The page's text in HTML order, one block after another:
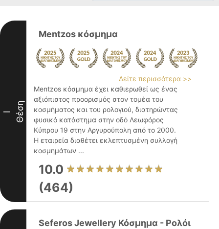
I Θέση
Mentzos κόσμημα
Δείτε περισσότερα >>
Mentzos κόσμημα έχει καθιερωθεί ως ένας
αξιόπιστος προορισμός στον τομέα του
κοσμήματος και του ρολογιού, διατηρώντας
φυσικό κατάστημα στην οδό Λεωφόρος
Κύπρου 19 στην Αργυρούπολη από το 2000.
Η εταιρεία διαθέτει εκλεπτυσμένη συλλογή
κοσμημάτων ...
10.0
(464)
Seferos Jewellery Κόσμημα - Ρολόι